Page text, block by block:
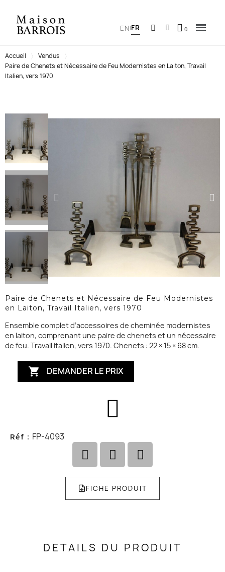
EN|FR
Accueil
Vendus
Paire de Chenets et Nécessaire de Feu Modernistes en Laiton, Travail
Italien, vers 1970
Paire de Chenets et Nécessaire de Feu Modernistes
en Laiton, Travail Italien, vers 1970
Ensemble complet d’accessoires de cheminée modernistes
en laiton, comprenant une paire de chenets et un nécessaire
de feu. Travail italien, vers 1970. Chenets : 22 × 15 × 68 cm.
 DEMANDER LE PRIX
Réf : FP-4093
FICHE PRODUIT
DETAILS DU PRODUIT